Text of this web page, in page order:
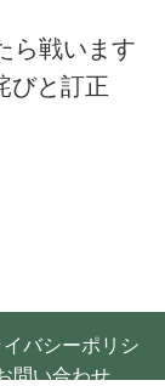
ら戦います
びと訂正
イバシーポリシ
問い合わせ